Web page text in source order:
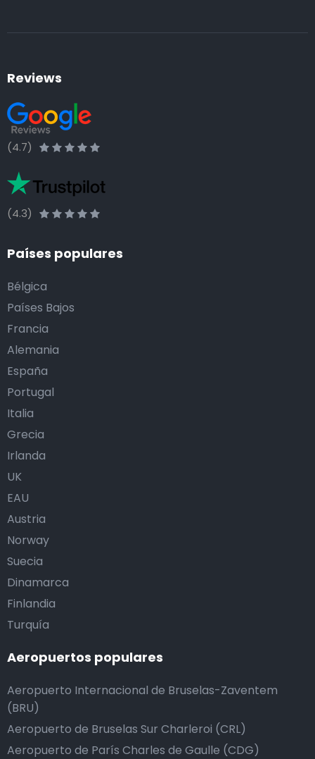
Reviews
(4.7)
(4.3)
Países populares
Bélgica
Países Bajos
Francia
Alemania
España
Portugal
Italia
Grecia
Irlanda
UK
EAU
Austria
Norway
Suecia
Dinamarca
Finlandia
Turquía
Aeropuertos populares
Aeropuerto Internacional de Bruselas-Zaventem
(BRU)
Aeropuerto de Bruselas Sur Charleroi (CRL)
Aeropuerto de París Charles de Gaulle (CDG)